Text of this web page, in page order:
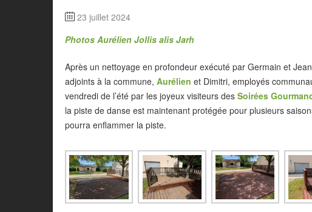
23 juillet 2024
Photos Aurélien Jollis alis Jarh
Après un nettoyage en profondeur exécuté par Germain et
adjoints à la commune, Aurélien et Dimitri, employés
vendredi de l’été par les joyeux visiteurs des Soirées
la piste de danse est maintenant protégée pour plusieurs
pourra enflammer la piste.